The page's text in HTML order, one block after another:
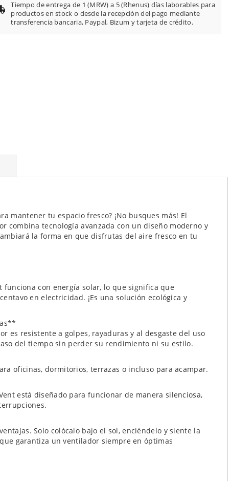
Tiempo de entrega de 1 (MRW) a 5 (Rhenus) días laborables para
productos en stock o desde la recepción del pago mediante
transferencia bancaria, Paypal, Bizum y tarjeta de crédito.
mantener tu espacio fresco? ¡No busques más! El
combina tecnología avanzada con un diseño moderno y
la forma en que disfrutas del aire fresco en tu
con energía solar, lo que significa que
en electricidad. ¡Es una solución ecológica y
es resistente a golpes, rayaduras y al desgaste del uso
del tiempo sin perder su rendimiento ni su estilo.
oficinas, dormitorios, terrazas o incluso para acampar.
está diseñado para funcionar de manera silenciosa,
Solo colócalo bajo el sol, enciéndelo y siente la
garantiza un ventilador siempre en óptimas